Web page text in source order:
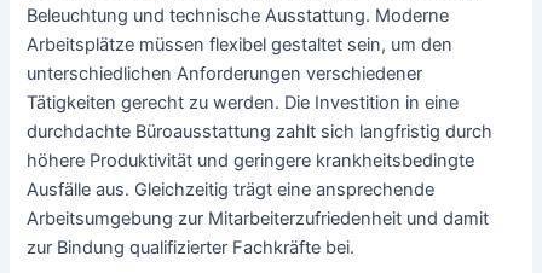
Beleuchtung und technische Ausstattung. Moderne
Arbeitsplätze müssen flexibel gestaltet sein, um den
unterschiedlichen Anforderungen verschiedener
Tätigkeiten gerecht zu werden. Die Investition in eine
durchdachte Büroausstattung zahlt sich langfristig durch
höhere Produktivität und geringere krankheitsbedingte
Ausfälle aus. Gleichzeitig trägt eine ansprechende
Arbeitsumgebung zur Mitarbeiterzufriedenheit und damit
zur Bindung qualifizierter Fachkräfte bei.